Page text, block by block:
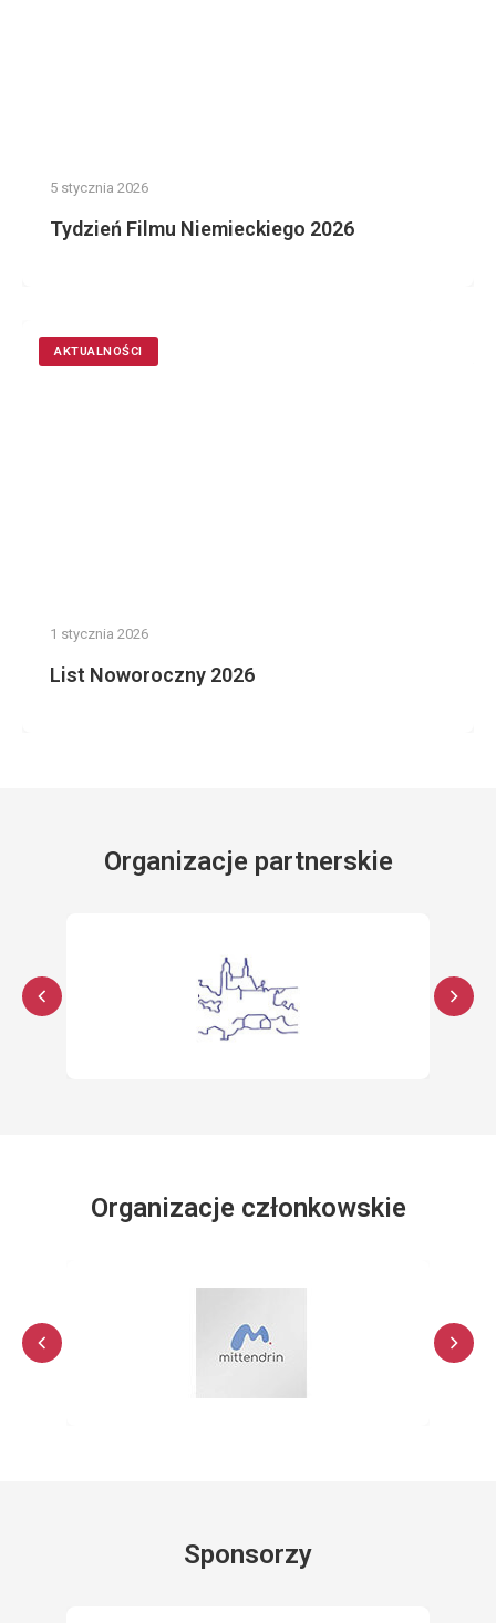
5 stycznia 2026
Tydzień Filmu Niemieckiego 2026
AKTUALNOŚCI
1 stycznia 2026
List Noworoczny 2026
Organizacje partnerskie
Organizacje członkowskie
Sponsorzy